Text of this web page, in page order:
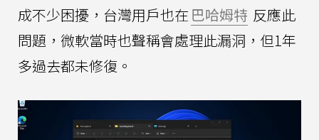
成不少困擾，台灣用戶也在 巴哈姆特 反應此
問題，微軟當時也聲稱會處理此漏洞，但1年
多過去都未修復。